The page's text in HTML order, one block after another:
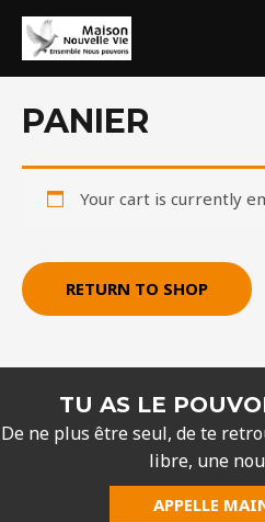
Aller
contenu
PANIER
Your cart is currently
RETURN TO SHOP
TU AS LE
De ne plus être seul, de te
libre, une
APPELLE